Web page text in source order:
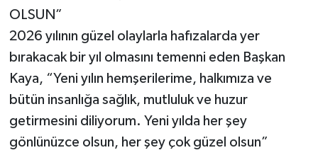
OLSUN”
2026 yılının güzel olaylarla hafızalarda yer
bırakacak bir yıl olmasını temenni eden Başkan
Kaya, “Yeni yılın hemşerilerime, halkımıza ve
bütün insanlığa sağlık, mutluluk ve huzur
getirmesini diliyorum. Yeni yılda her şey
gönlünüzce olsun, her şey çok güzel olsun”